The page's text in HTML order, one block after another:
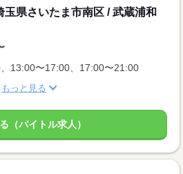
玉県さいたま市南区 / 武蔵浦和
13:00〜17:00、17:00〜21:00
もっと見る
（バイトル求人）